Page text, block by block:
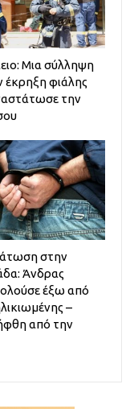
Μια σύλληψη
έκρηξη φιάλης
την
στην
Άνδρας
έξω από
–
από την